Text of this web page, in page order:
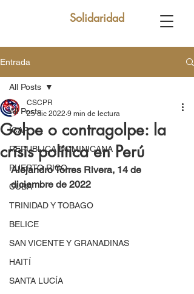
Solidaridad
Entrada
All Posts
ICAP
REPUBLICA DOMINICANA
PUERTO RICO
CUBA
TRINIDAD Y TOBAGO
BELICE
SAN VICENTE Y GRANADINAS
HAITÍ
SANTA LUCÍA
All Posts
Golpe o contragolpe: la
crisis política en Perú
CSCPR
25 dic 2022 9 min de lectura
Alejandro Torres Rivera, 14 de
diciembre de 2022